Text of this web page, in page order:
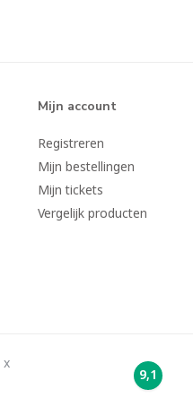
Mijn account
Registreren
Mijn bestellingen
Mijn tickets
Vergelijk producten
x
9,1